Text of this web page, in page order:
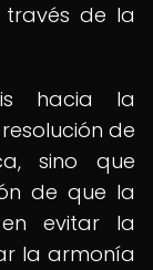
de la
hacia la
de
sino que
de que la
evitar la
la armonía